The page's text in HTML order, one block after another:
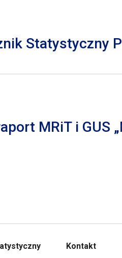
Statystyczny
MRiT i GUS
Kontakt